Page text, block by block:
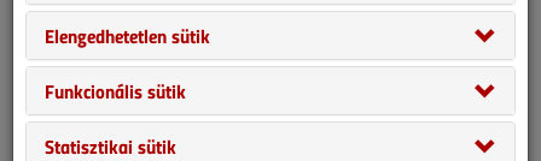
EZT A LAPSZÁMOT
Elengedhetetlen sütik
Funkcionális sütik
Statisztikai sütik